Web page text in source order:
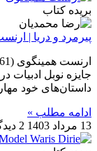
بریده کتاب
پیرمرد و دریا |
داستان‌های خود
ادامه مطلب »
13 مرداد 1403
2 دیدگاه